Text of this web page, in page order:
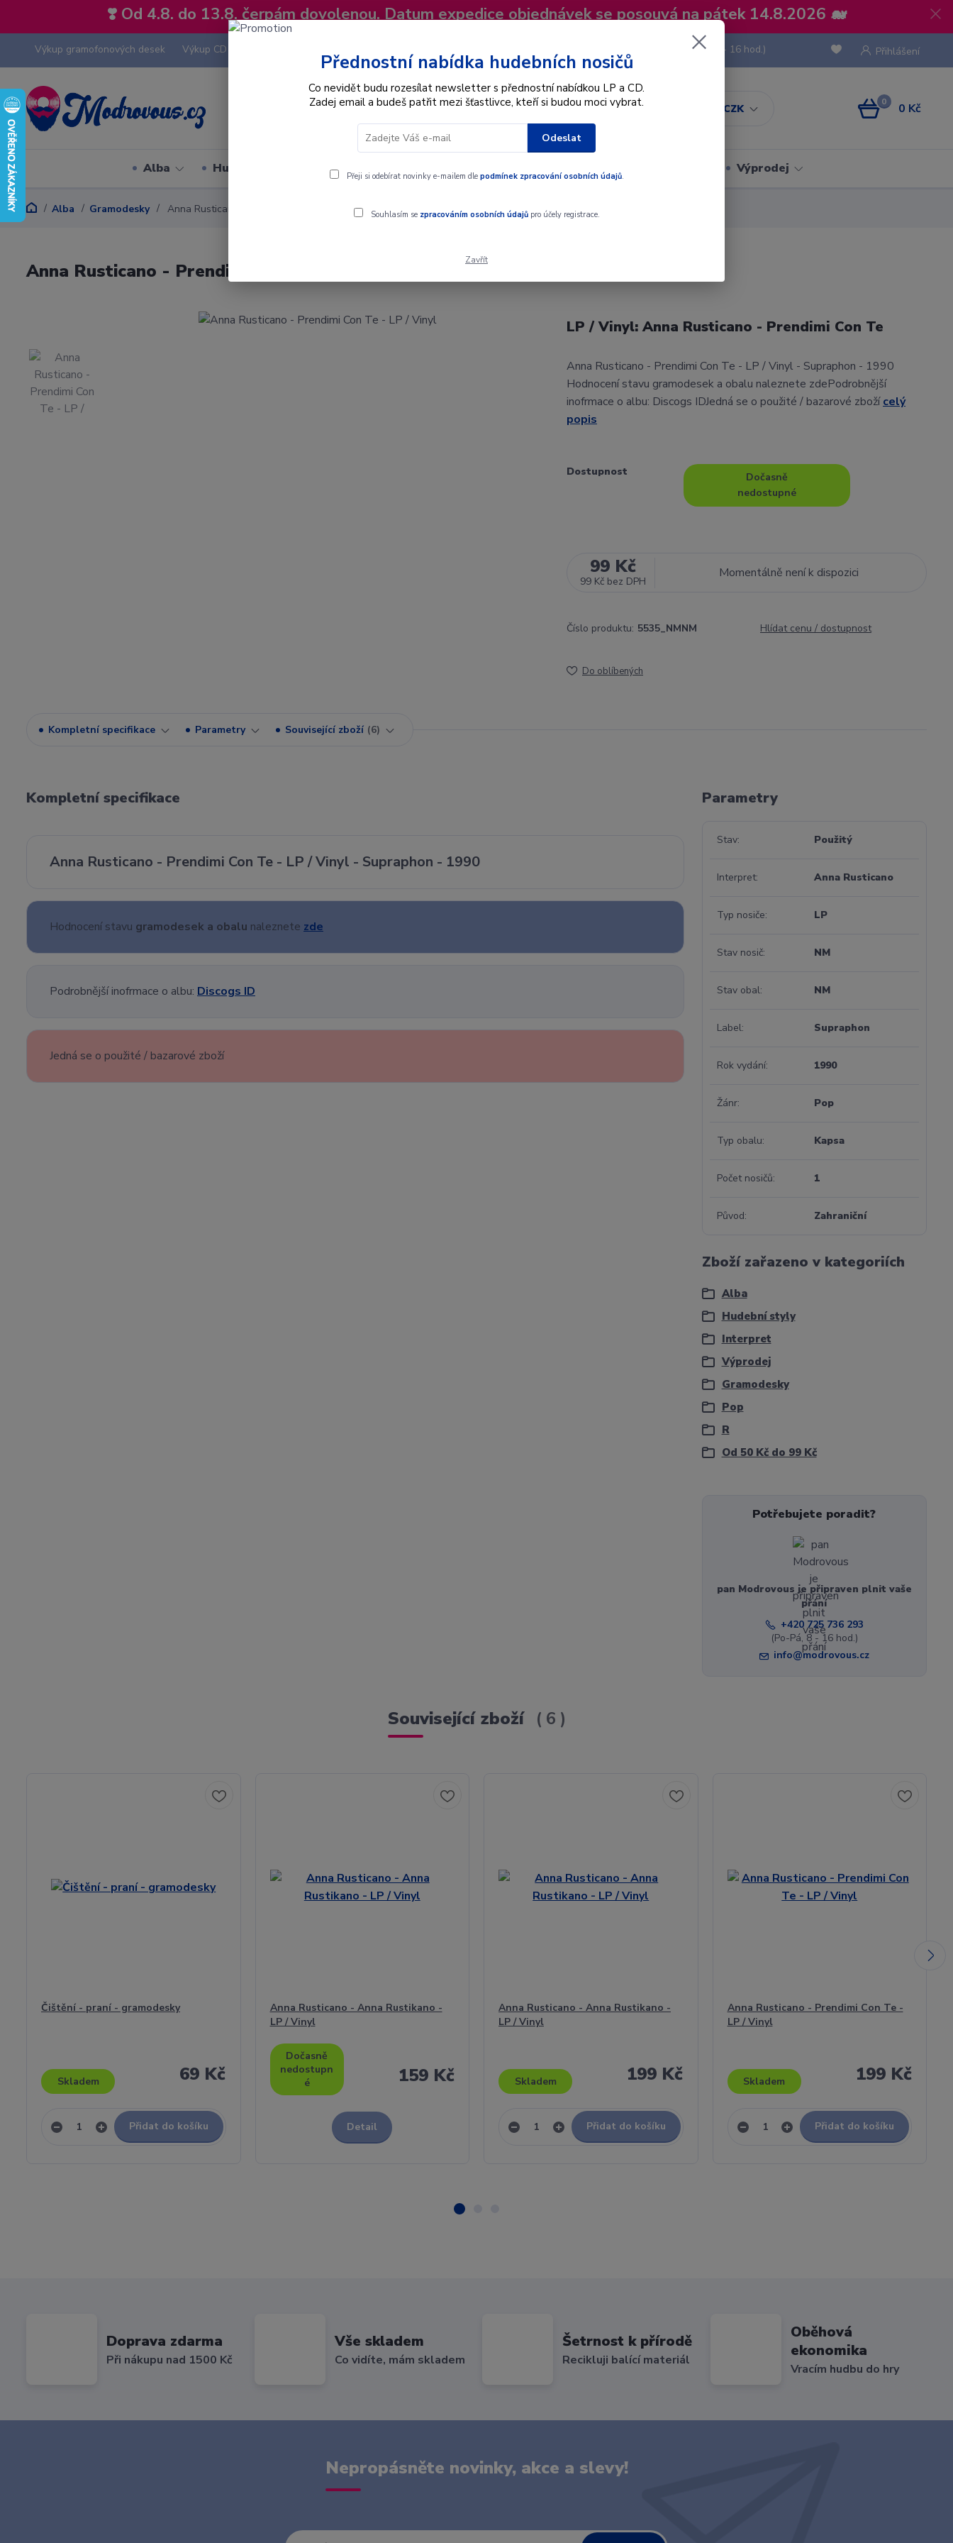
❣️ Od 4.8. do 13.8. čerpám dovolenou. Datum expedice objednávek se posouvá na pátek 14.8.2026 🐋
Výkup gramofonových desek Výkup CD
CZK
Přihlášení
Hledat
(Po-Pá, 8 - 16 hod.)
0 0 Kč
Alba Hudební styly Interpret Dárkové poukazy Výprodej
Alba Gramodesky Anna Rusticano - Prendimi Con Te - LP / Vinyl
Anna Rusticano - Prendimi Con Te - LP / Vinyl
LP / Vinyl: Anna Rusticano - Prendimi Con Te
Anna Rusticano - Prendimi Con Te - LP / Vinyl - Supraphon - 1990
Hodnocení stavu gramodesek a obalu naleznete zdePodrobnější
inofrmace o albu: Discogs IDJedná se o použité / bazarové zbožícelý
popis
Dostupnost
Dočasně
nedostupné
99 Kč
99 Kč bez DPH
Momentálně není k dispozici
Číslo produktu: 5535_NMNM Hlídat cenu / dostupnost
Do oblíbených
Kompletní specifikace Parametry Související zboží 6
Kompletní specifikace
Anna Rusticano - Prendimi Con Te - LP / Vinyl - Supraphon - 1990
Hodnocení stavu gramodesek a obalu naleznete zde
Podrobnější inofrmace o albu: Discogs ID
Jedná se o použité / bazarové zboží
Parametry
Stav Použitý
Interpret Anna Rusticano
Typ nosiče LP
Stav nosič NM
Stav obal NM
Label Supraphon
Rok vydání 1990
Žánr Pop
Typ obalu Kapsa
Počet nosičů 1
Původ Zahraniční
Zboží zařazeno v kategoriích
Alba
Hudební styly
Interpret
Výprodej
Gramodesky
Pop
R
Od 50 Kč do 99 Kč
Potřebujete poradit?
pan Modrovous je připraven plnit vaše
přání
+420 725 736 293
(Po-Pá, 8 - 16 hod.)
info@modrovous.cz
Související zboží 6
Čištění - praní - gramodesky
69 Kč
Skladem
Přidat do košíku
Anna Rusticano - Anna Rustikano -
LP / Vinyl
159 Kč
Dočasně
nedostupn
é
Detail
Anna Rusticano - Anna Rustikano -
LP / Vinyl
199 Kč
Skladem
Přidat do košíku
Anna Rusticano - Prendimi Con Te -
LP / Vinyl
199 Kč
Skladem
Přidat do košíku
Doprava zdarma
Při nákupu nad 1500 Kč
Vše skladem
Co vidíte, mám skladem
Šetrnost k přírodě
Recikluji balící materiál
Oběhová
ekonomika
Vracím hudbu do hry
Nepropásněte novinky, akce a slevy!
Přednostní nabídka hudebních nosičů
Co nevidět budu rozesílat newsletter s přednostní nabídkou LP a CD.
Zadej email a budeš patřit mezi šťastlivce, kteří si budou moci vybrat.
Odeslat
Přeji si odebírat novinky e-mailem dle podmínek zpracování osobních údajů.
Souhlasím se zpracováním osobních údajůpro účely registrace.
Zavřít